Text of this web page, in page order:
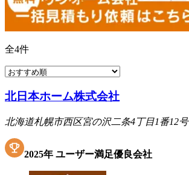
全4件
北日本ホーム株式会社
北海道札幌市西区宮の沢二条4丁目1番12号
2025年 ユーザー満足優良会社